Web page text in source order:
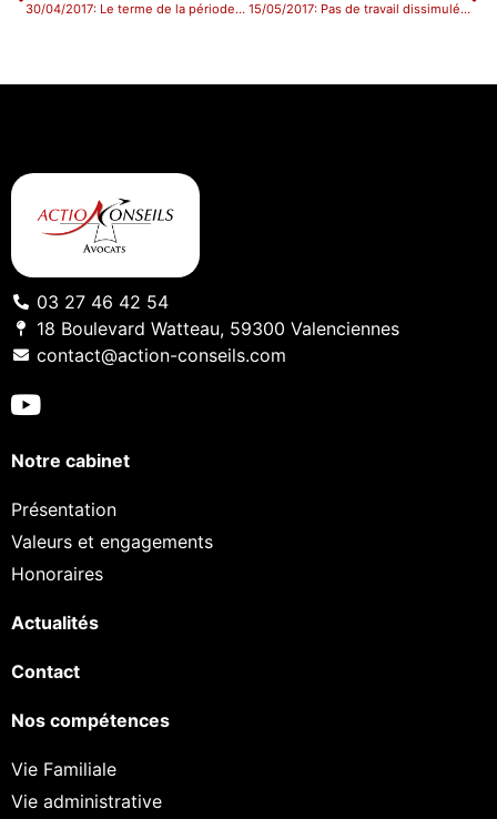
30/04/2017: Le terme de la période d’essai prime sur le délai de prévenance 15/05/2017: Pas de travail dissimulé si erreur sur la majoration des heures supplémentaires.
03 27 46 42 54
18 Boulevard Watteau, 59300 Valenciennes
contact@action-conseils.com
Notre cabinet
Présentation
Valeurs et engagements
Honoraires
Actualités
Contact
Nos compétences
Vie Familiale
Vie administrative